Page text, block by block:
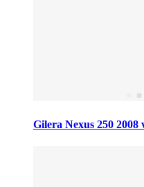
Gilera Nexus 250 2008